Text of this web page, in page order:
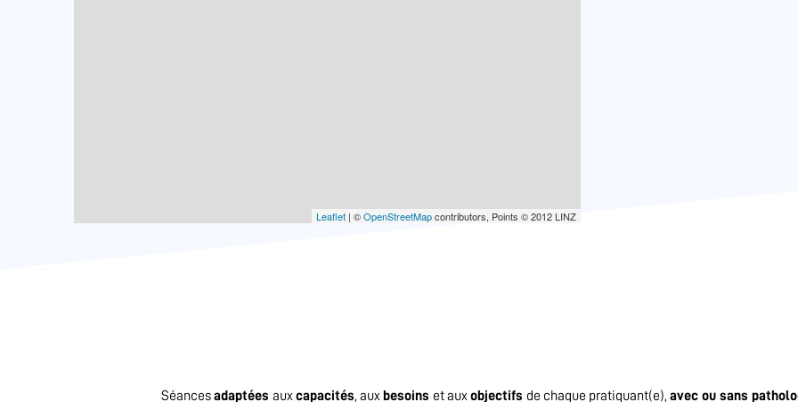
Leaflet | ©OpenStreetMapcontributors, Points © 2012 LINZ
Séancesadaptéesauxcapacités, aux besoins et auxobjectifs de chaque pratiquant(e),avec ou sans